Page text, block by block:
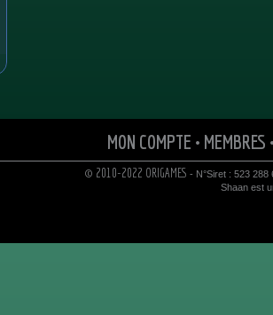
MON COMPTE • MEMBRES
© 2010-2022 ORIGAMES - N°Siret : 523 288
Shaan est